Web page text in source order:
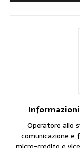
Operatore allo
comunicazione e